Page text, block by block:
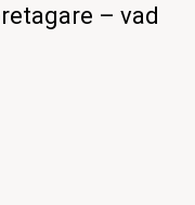
– vad